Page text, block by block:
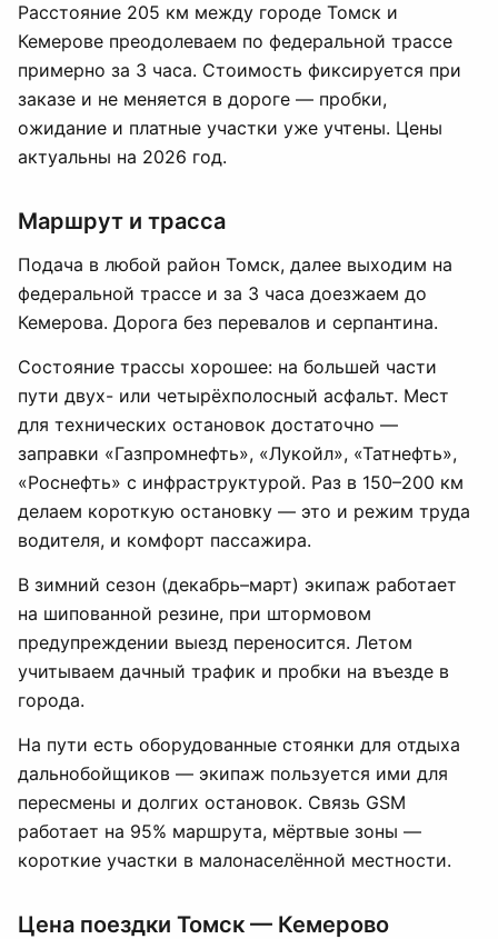
Расстояние 205 км между городе Томск и
Кемерове преодолеваем по федеральной трассе
примерно за 3 часа. Стоимость фиксируется при
заказе и не меняется в дороге — пробки,
ожидание и платные участки уже учтены. Цены
актуальны на 2026 год.
Маршрут и трасса
Подача в любой район Томск, далее выходим на
федеральной трассе и за 3 часа доезжаем до
Кемерова. Дорога без перевалов и серпантина.
Состояние трассы хорошее: на большей части
пути двух- или четырёхполосный асфальт. Мест
для технических остановок достаточно —
заправки «Газпромнефть», «Лукойл», «Татнефть»,
«Роснефть» с инфраструктурой. Раз в 150–200 км
делаем короткую остановку — это и режим труда
водителя, и комфорт пассажира.
В зимний сезон (декабрь–март) экипаж работает
на шипованной резине, при штормовом
предупреждении выезд переносится. Летом
учитываем дачный трафик и пробки на въезде в
города.
На пути есть оборудованные стоянки для отдыха
дальнобойщиков — экипаж пользуется ими для
пересмены и долгих остановок. Связь GSM
работает на 95% маршрута, мёртвые зоны —
короткие участки в малонаселённой местности.
Цена поездки Томск — Кемерово